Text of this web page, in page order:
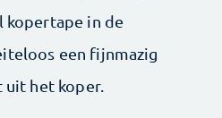
kopertape in de
een fijnmazig
uit het ­koper.